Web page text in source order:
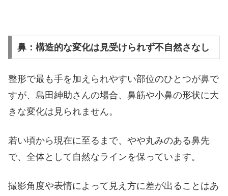
鼻：構造的な変化は見受けられず不自然さなし
整形で最も手を加えられやすい部位のひとつが鼻で
すが、島田紳助さんの場合、鼻筋や小鼻の形状に大
きな変化は見られません。
若い頃から現在に至るまで、やや丸みのある鼻先
で、全体として自然なラインを保っています。
撮影角度や表情によって見え方に差が出ることはあ